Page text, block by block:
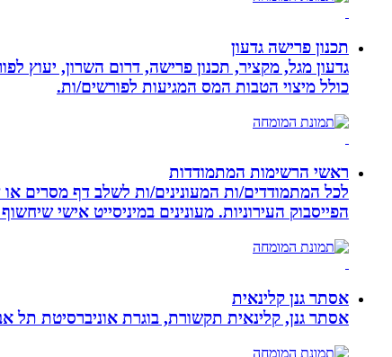
תכנון פרישה גדעון
גדעון מגל, מקציר, תכנון פרישה, דרום השרון, יעוץ
כולל מיצוי הטבות המס המגיעות לפורשים/ות.
ראשי הרשימות המתמודדות
לכל המתמודדים/ות המעונינים/ות לשלב דף מסרים
הפייסבוק העירוניות. מעונינים במיניסייט אישי שיחשוף את כל הקמפיין שלכם ב 14
אסתר גנן קלינאית
אסתר גנן, קלינאית תקשורת, בוגרת אוניברסיטת